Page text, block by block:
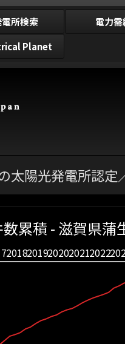
電所検索
電力需
Planet
太陽光発電所認
20182019202020212022
累積 - 滋賀県蒲